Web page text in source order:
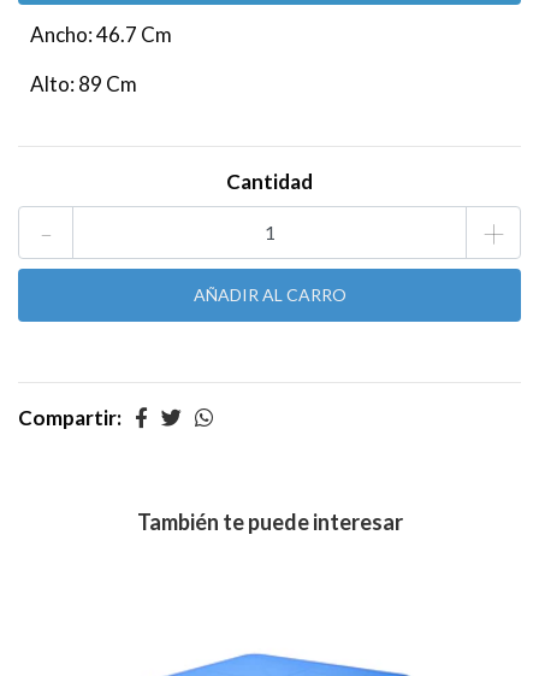
Ancho: 46.7 Cm
Alto: 89 Cm
Cantidad
- +
Compartir:
También te puede interesar